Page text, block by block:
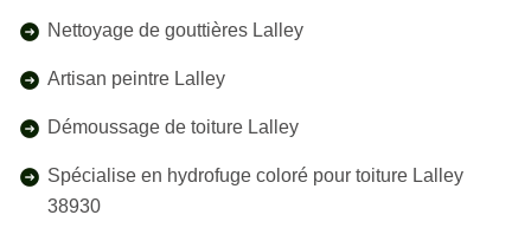
Nettoyage de gouttières Lalley
Artisan peintre Lalley
Démoussage de toiture Lalley
Spécialise en hydrofuge coloré pour toiture Lalley
38930